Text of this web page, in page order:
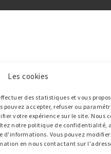
Les cookies
des statistiques et vous
accepter, refuser ou
votre expérience sur le site. Nous
notre politique de confidentialité,
Vous pouvez modifier
en nous contactant sur